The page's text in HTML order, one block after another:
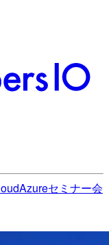
Azureセミナー会